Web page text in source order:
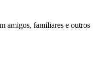
amigos, familiares e outros